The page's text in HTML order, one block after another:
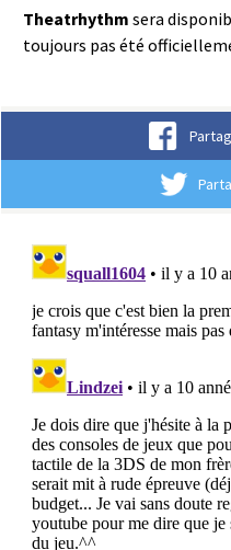
Theatrhythm sera
toujours pas été